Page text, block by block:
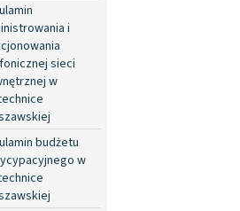
i
sieci
w
budżetu
w